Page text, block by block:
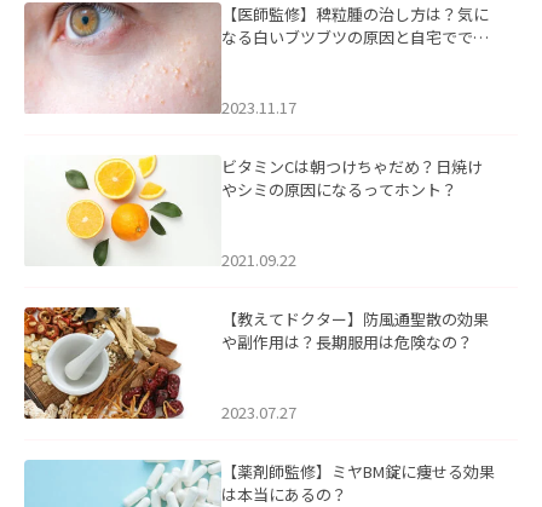
【医師監修】稗粒腫の治し方は？気に
なる白いブツブツの原因と自宅ででき
2023.11.17
ビタミンCは朝つけちゃだめ？日焼け
やシミの原因になるってホント？
2021.09.22
【教えてドクター】防風通聖散の効果
や副作用は？長期服用は危険なの？
2023.07.27
【薬剤師監修】ミヤBM錠に痩せる効果
は本当にあるの？